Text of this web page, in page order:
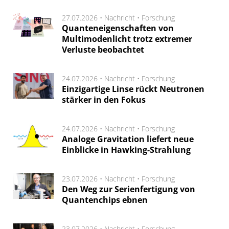
27.07.2026 • Nachricht • Forschung
Quanteneigenschaften von
Multimodenlicht trotz extremer
Verluste beobachtet
24.07.2026 • Nachricht • Forschung
Einzigartige Linse rückt Neutronen
stärker in den Fokus
24.07.2026 • Nachricht • Forschung
Analoge Gravitation liefert neue
Einblicke in Hawking-Strahlung
23.07.2026 • Nachricht • Forschung
Den Weg zur Serienfertigung von
Quantenchips ebnen